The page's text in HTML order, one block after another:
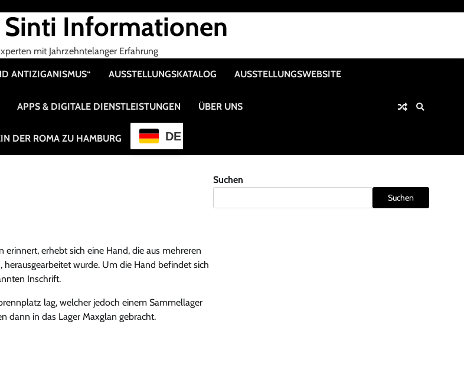
Sinti Informationen
mit Jahrzehntelanger Erfahrung
ANTIZIGANISMUS“ AUSSTELLUNGSKATALOG AUSSTELLUNGSWEBSITE
APPS & DIGITALE DIENSTLEISTUNGEN ÜBER UNS
DER ROMA ZU HAMBURG DE
erhebt sich eine Hand, die aus mehreren
wurde. Um die Hand befindet sich
Inschrift.
lag, welcher jedoch einem Sammellager
dann in das Lager Maxglan gebracht.
Suchen
Suchen